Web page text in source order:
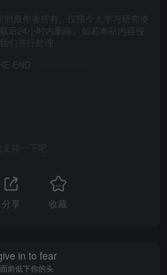
原作者所有。仅限个人学习研究使
后24小时内删除。如若本站内容侵
们进行处理。
END
支持一下吧
分享 收藏
in to fear
前低下你的头